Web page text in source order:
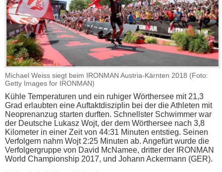
Michael Weiss siegt beim IRONMAN Austria-Kärnten 2018 (Foto:
Getty Images for IRONMAN)
Kühle Temperaturen und ein ruhiger Wörthersee mit 21,3
Grad erlaubten eine Auftaktdisziplin bei der die Athleten mit
Neoprenanzug starten durften. Schnellster Schwimmer war
der Deutsche Lukasz Wojt, der dem Wörthersee nach 3,8
Kilometer in einer Zeit von 44:31 Minuten entstieg. Seinen
Verfolgern nahm Wojt 2:25 Minuten ab. Angefürt wurde die
Verfolgergruppe von David McNamee, dritter der IRONMAN
World Championship 2017, und Johann Ackermann (GER).